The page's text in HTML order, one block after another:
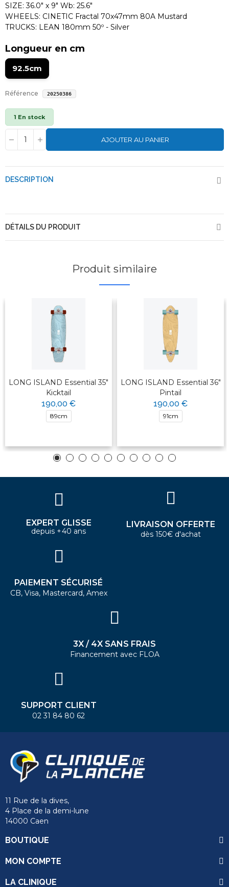
SIZE: 36.0" x 9" Wb: 25.6"
WHEELS: CINETIC Fractal 70x47mm 80A Mustard
TRUCKS: LEAN 180mm 50º - Silver
Longueur en cm
92.5cm
Référence 20250386
1 En stock
AJOUTER AU PANIER
DESCRIPTION
DÉTAILS DU PRODUIT
Produit similaire
LONG ISLAND Essential 35"
Kicktail
190,00 €
89cm
LONG ISLAND Essential 36"
Pintail
190,00 €
91cm
EXPERT GLISSE
depuis +40 ans
LIVRAISON OFFERTE
dès 150€ d'achat
PAIEMENT SÉCURISÉ
CB, Visa, Mastercard, Amex
3X / 4X SANS FRAIS
Financement avec FLOA
SUPPORT CLIENT
02 31 84 80 62
11 Rue de la dives,
4 Place de la demi-lune
14000 Caen
BOUTIQUE
MON COMPTE
LA CLINIQUE